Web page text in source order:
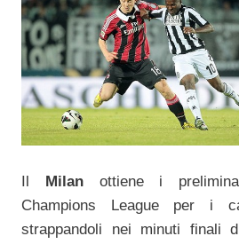
Milanottiene i
Champions League per i
strappandoli nei minuti finali